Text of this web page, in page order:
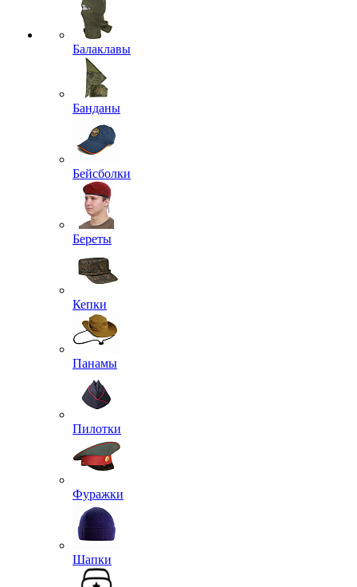
Балаклавы
Банданы
Бейсболки
Береты
Кепки
Панамы
Пилотки
Фуражки
Шапки